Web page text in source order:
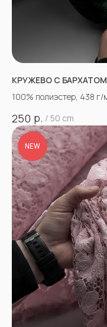
КРУЖЕВО С
100% полиэстер, 438 г/
250 р. / 50 cm
NEW